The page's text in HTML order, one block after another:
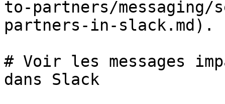
to-partners/messaging/
partners-in-slack.md).
# Voir les messages
dans Slack